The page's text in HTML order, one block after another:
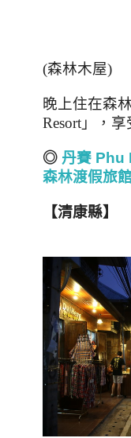
(森林木屋)
晚上住在森
Resort 」，
◎ 丹賽 Phu
森林渡假旅
【清康縣】